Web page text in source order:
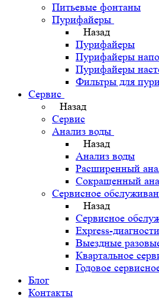
Питьевые фонтаны
Пурифайеры
Назад
Пурифайеры
Пурифайеры
Пурифайеры
Фильтры для
Сервис
Назад
Сервис
Анализ воды
Назад
Анализ воды
Расширенный
Сокращенный
Сервисное
Назад
Сервисное
Express-
Выездные
Квартальное
Годовое
Блог
Контакты